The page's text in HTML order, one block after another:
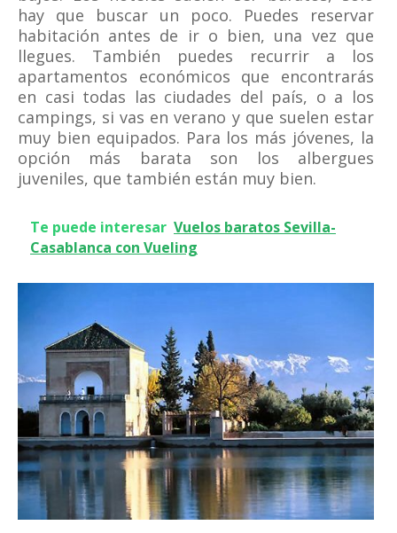
hay que buscar un poco. Puedes reservar
habitación antes de ir o bien, una vez que
llegues. También puedes recurrir a los
apartamentos económicos que encontrarás
en casi todas las ciudades del país, o a los
campings, si vas en verano y que suelen estar
muy bien equipados. Para los más jóvenes, la
opción más barata son los albergues
juveniles, que también están muy bien.
Te puede interesar Vuelos baratos Sevilla-
Casablanca con Vueling